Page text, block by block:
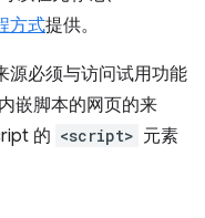
方式提供。
源必须与访问试用功能
嵌脚本的网页的来
的 <script> 元素